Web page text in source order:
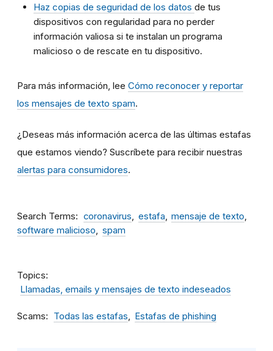
Haz copias de seguridad de los datos de tus
dispositivos con regularidad para no perder
información valiosa si te instalan un programa
malicioso o de rescate en tu dispositivo.
Para más información, lee Cómo reconocer y reportar
los mensajes de texto spam.
¿Deseas más información acerca de las últimas estafas
que estamos viendo? Suscríbete para recibir nuestras
alertas para consumidores.
Search Terms coronavirus estafa
mensaje de texto
software malicioso
spam
Topics
Llamadas, emails y mensajes de texto indeseados
Scams Todas las estafas Estafas de phishing